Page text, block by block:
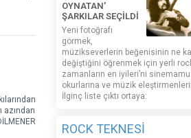
azından
OYNATAN'
ŞARKILAR SEÇİLDİ
Yeni fotoğrafı
görmek,
müzikseverlerin beğenisinin ne
değiştiğini öğrenmek için yerli
zamanların en iyileri’ni
okurlarına ve müzik
İlginç liste çıktı ortaya:
ROCK TEKNESİ